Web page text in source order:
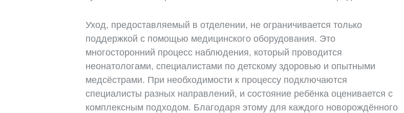
Уход, предоставляемый в отделении, не ограничивается только
поддержкой с помощью медицинского оборудования. Это
многосторонний процесс наблюдения, который проводится
неонатологами, специалистами по детскому здоровью и опытными
медсёстрами. При необходимости к процессу подключаются
специалисты разных направлений, и состояние ребёнка оценивается с
комплексным подходом. Благодаря этому для каждого новорождённого